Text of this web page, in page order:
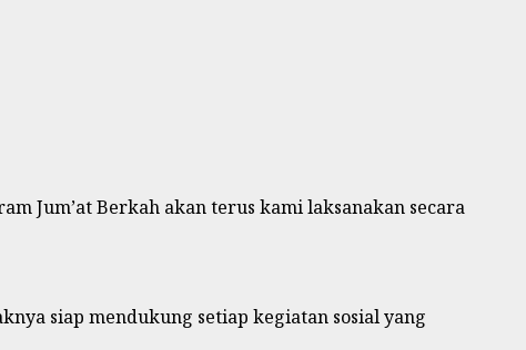
Jum’at Berkah akan terus kami laksanakan secara
siap mendukung setiap kegiatan sosial yang